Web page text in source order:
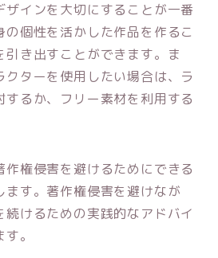
ザインを大切にすることが一番
個性を活かした作品を作るこ
引き出すことができます。ま
ターを使用したい場合は、ラ
るか、フリー素材を利用する
権侵害を避けるためにできる
ます。著作権侵害を避けなが
続けるための実践的なアドバイ
。